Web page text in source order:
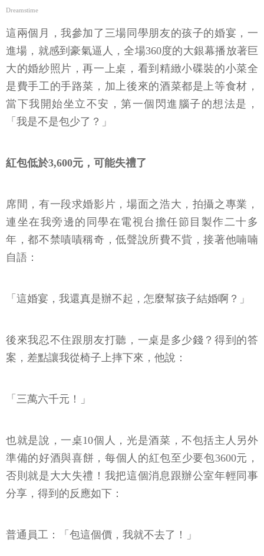
Dreamstime
這兩個月，我參加了三場同學朋友的孩子的婚宴，一
進場，就感到豪氣逼人，全場360度的大銀幕播放著巨
大的婚紗照片，再一上桌，看到精緻小碟裝的小菜全
是費手工的手路菜，加上後來的酒菜都是上等食材，
當下我開始坐立不安，第一個閃進腦子的想法是，
「我是不是包少了？」
紅包低於3,600元，可能失禮了
席間，有一段求婚影片，場面之浩大，拍攝之專業，
連坐在我旁邊的同學在電視台擔任節目製作二十多
年，都不禁嘖嘖稱奇，低聲說所費不貲，接著他喃喃
自語：
「這婚宴，我還真是辦不起，怎麼幫孩子結婚啊？」
後來我忍不住跟朋友打聽，一桌是多少錢？得到的答
案，差點讓我從椅子上摔下來，他說：
「三萬六千元！」
也就是說，一桌10個人，光是酒菜，不包括主人另外
準備的好酒與喜餅，每個人的紅包至少要包3600元，
否則就是大大失禮！我把這個消息跟辦公室年輕同事
分享，得到的反應如下：
普通員工：「包這個價，我就不去了！」